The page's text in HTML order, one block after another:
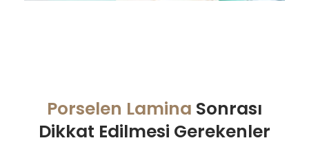
Porselen Lamina Sonrası
Dikkat Edilmesi Gerekenler